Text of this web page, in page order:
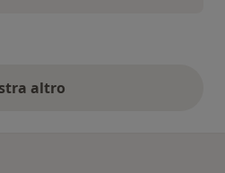
altro
opinioni di cui sopra